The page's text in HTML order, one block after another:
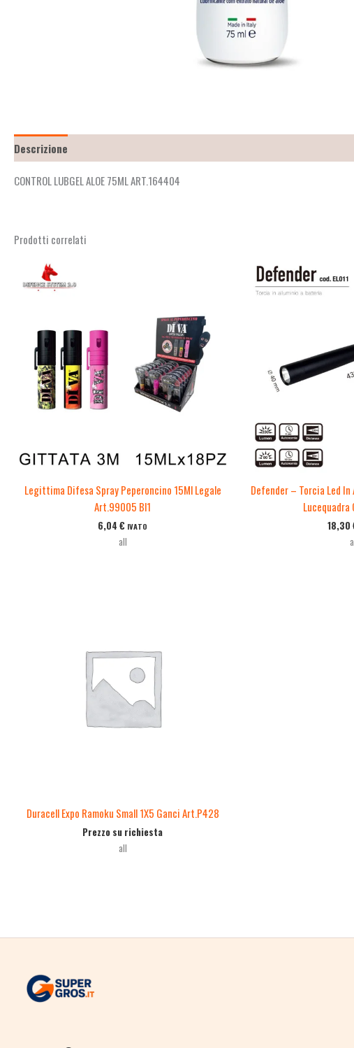
Descrizione
CONTROL LUBGEL ALOE 75ML ART.164404
Prodotti correlati
Legittima Difesa Spray Peperoncino 15Ml Legale
Art.99005 Bl1
6,04 € IVATO
all
Defender – Torcia Led
Lucequadra
18,30
Duracell Expo Ramoku Small 1X5 Ganci Art.P428
Prezzo su richiesta
all